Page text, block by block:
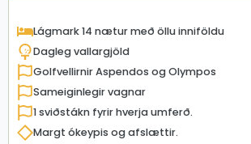
Lágmark 14 nætur með öllu inniföldu
Dagleg vallargjöld
Golfvellirnir Aspendos og Olympos
Sameiginlegir vagnar
1 sviðstákn fyrir hverja umferð.
Margt ókeypis og afslættir.